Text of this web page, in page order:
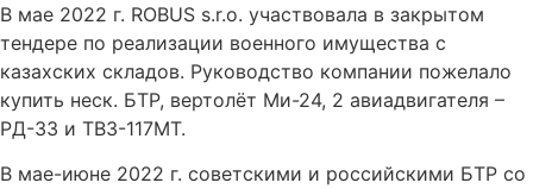
В мае 2022 г. ROBUS s.r.o. участвовала в закрытом
тендере по реализации военного имущества с
казахских складов. Руководство компании пожелало
купить неск. БТР, вертолёт Ми-24, 2 авиадвигателя –
РД-33 и ТВ3-117МТ.
В мае-июне 2022 г. советскими и российскими БТР со